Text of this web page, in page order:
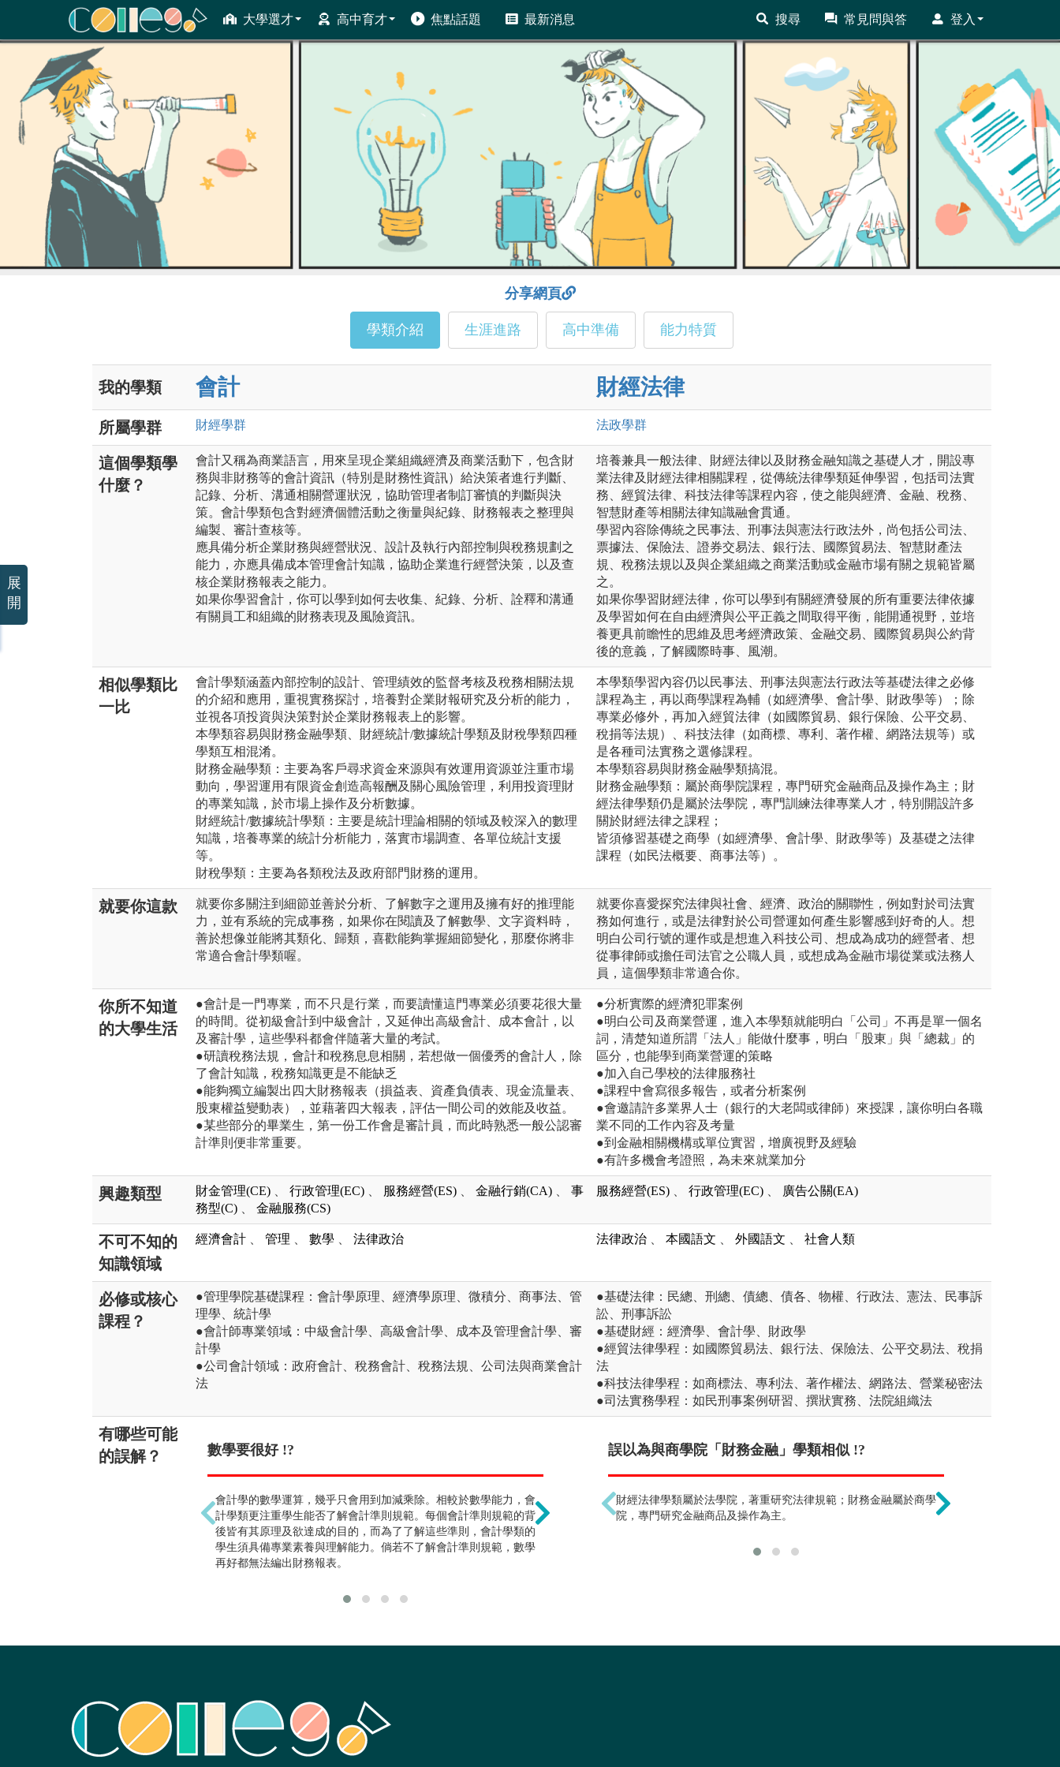
大學選才 高中育才 焦點話題 最新消息 搜尋 常見問與答 登入
ColleGo! 大學選才與高中育才輔助系統
分享網頁
學類介紹 生涯進路 高中準備 能力特質
我的學類 會計 財經法律
所屬學群 財經學群 法政學群
這個學類學
什麼？
會計又稱為商業語言，用來呈現企業組織經濟及商業活動下，包含財
務與非財務等的會計資訊（特別是財務性資訊）給決策者進行判斷、
記錄、分析、溝通相關營運狀況，協助管理者制訂審慎的判斷與決
策。會計學類包含對經濟個體活動之衡量與紀錄、財務報表之整理與
編製、審計查核等。
應具備分析企業財務與經營狀況、設計及執行內部控制與稅務規劃之
能力，亦應具備成本管理會計知識，協助企業進行經營決策，以及查
核企業財務報表之能力。
如果你學習會計，你可以學到如何去收集、紀錄、分析、詮釋和溝通
有關員工和組織的財務表現及風險資訊。
培養兼具一般法律、財經法律以及財務金融知識之基礎人才，開設專
業法律及財經法律相關課程，從傳統法律學類延伸學習，包括司法實
務、經貿法律、科技法律等課程內容，使之能與經濟、金融、稅務、
智慧財產等相關法律知識融會貫通。
學習內容除傳統之民事法、刑事法與憲法行政法外，尚包括公司法、
票據法、保險法、證券交易法、銀行法、國際貿易法、智慧財產法
規、稅務法規以及與企業組織之商業活動或金融市場有關之規範皆屬
之。
如果你學習財經法律，你可以學到有關經濟發展的所有重要法律依據
及學習如何在自由經濟與公平正義之間取得平衡，能開通視野，並培
養更具前瞻性的思維及思考經濟政策、金融交易、國際貿易與公約背
後的意義，了解國際時事、風潮。
相似學類比
一比
會計學類涵蓋內部控制的設計、管理績效的監督考核及稅務相關法規
的介紹和應用，重視實務探討，培養對企業財報研究及分析的能力，
並視各項投資與決策對於企業財務報表上的影響。
本學類容易與財務金融學類、財經統計/數據統計學類及財稅學類四種
學類互相混淆。
財務金融學類：主要為客戶尋求資金來源與有效運用資源並注重市場
動向，學習運用有限資金創造高報酬及關心風險管理，利用投資理財
的專業知識，於市場上操作及分析數據。
財經統計/數據統計學類：主要是統計理論相關的領域及較深入的數理
知識，培養專業的統計分析能力，落實市場調查、各單位統計支援
等。
財稅學類：主要為各類稅法及政府部門財務的運用。
本學類學習內容仍以民事法、刑事法與憲法行政法等基礎法律之必修
課程為主，再以商學課程為輔（如經濟學、會計學、財政學等）；除
專業必修外，再加入經貿法律（如國際貿易、銀行保險、公平交易、
稅捐等法規）、科技法律（如商標、專利、著作權、網路法規等）或
是各種司法實務之選修課程。
本學類容易與財務金融學類搞混。
財務金融學類：屬於商學院課程，專門研究金融商品及操作為主；財
經法律學類仍是屬於法學院，專門訓練法律專業人才，特別開設許多
關於財經法律之課程；
皆須修習基礎之商學（如經濟學、會計學、財政學等）及基礎之法律
課程（如民法概要、商事法等）。
就要你這款
就要你多關注到細節並善於分析、了解數字之運用及擁有好的推理能
力，並有系統的完成事務，如果你在閱讀及了解數學、文字資料時，
善於想像並能將其類化、歸類，喜歡能夠掌握細節變化，那麼你將非
常適合會計學類喔。
就要你喜愛探究法律與社會、經濟、政治的關聯性，例如對於司法實
務如何進行，或是法律對於公司營運如何產生影響感到好奇的人。想
明白公司行號的運作或是想進入科技公司、想成為成功的經營者、想
從事律師或擔任司法官之公職人員，或想成為金融市場從業或法務人
員，這個學類非常適合你。
你所不知道
的大學生活
●會計是一門專業，而不只是行業，而要讀懂這門專業必須要花很大量
的時間。從初級會計到中級會計，又延伸出高級會計、成本會計，以
及審計學，這些學科都會伴隨著大量的考試。
●研讀稅務法規，會計和稅務息息相關，若想做一個優秀的會計人，除
了會計知識，稅務知識更是不能缺乏
●能夠獨立編製出四大財務報表（損益表、資產負債表、現金流量表、
股東權益變動表），並藉著四大報表，評估一間公司的效能及收益。
●某些部分的畢業生，第一份工作會是審計員，而此時熟悉一般公認審
計準則便非常重要。
●分析實際的經濟犯罪案例
●明白公司及商業營運，進入本學類就能明白「公司」不再是單一個名
詞，清楚知道所謂「法人」能做什麼事，明白「股東」與「總裁」的
區分，也能學到商業營運的策略
●加入自己學校的法律服務社
●課程中會寫很多報告，或者分析案例
●會邀請許多業界人士（銀行的大老闆或律師）來授課，讓你明白各職
業不同的工作內容及考量
●到金融相關機構或單位實習，增廣視野及經驗
●有許多機會考證照，為未來就業加分
興趣類型 財金管理(CE) 行政管理(EC) 服務經營(ES) 金融行銷(CA)
事
務型(C)
金融服務(CS)
服務經營(ES) 行政管理(EC) 廣告公關(EA)
不可不知的
知識領域
經濟會計 管理 數學 法律政治 法律政治 本國語文 外國語文 社會人類
必修或核心
課程？
●管理學院基礎課程：會計學原理、經濟學原理、微積分、商事法、管
理學、統計學
●會計師專業領域：中級會計學、高級會計學、成本及管理會計學、審
計學
●公司會計領域：政府會計、稅務會計、稅務法規、公司法與商業會計
法
●基礎法律：民總、刑總、債總、債各、物權、行政法、憲法、民事訴
訟、刑事訴訟
●基礎財經：經濟學、會計學、財政學
●經貿法律學程：如國際貿易法、銀行法、保險法、公平交易法、稅捐
法
●科技法律學程：如商標法、專利法、著作權法、網路法、營業秘密法
●司法實務學程：如民刑事案例研習、撰狀實務、法院組織法
有哪些可能
的誤解？
數學要很好 !?
會計學的數學運算，幾乎只會用到加減乘除。相較於數學能力，會
計學類更注重學生能否了解會計準則規範。每個會計準則規範的背
後皆有其原理及欲達成的目的，而為了了解這些準則，會計學類的
學生須具備專業素養與理解能力。倘若不了解會計準則規範，數學
再好都無法編出財務報表。
只能當會計師 !?
會計為所有商業交易基礎，因此未來的工作並不只限於會計產業，
若熟知公司營運流程，懂得如何分析財務報表，也可以轉戰財金相
公職。並不一定要以當會計師為最終目標。
事實上，會計學類畢業
公司並對其財務資料作
誤以為與商學院「財務金融」學類相似 !?
財經法律學類屬於法學院，著重研究法律規範；財務金融屬於商學
院，專門研究金融商品及操作為主。
展
開